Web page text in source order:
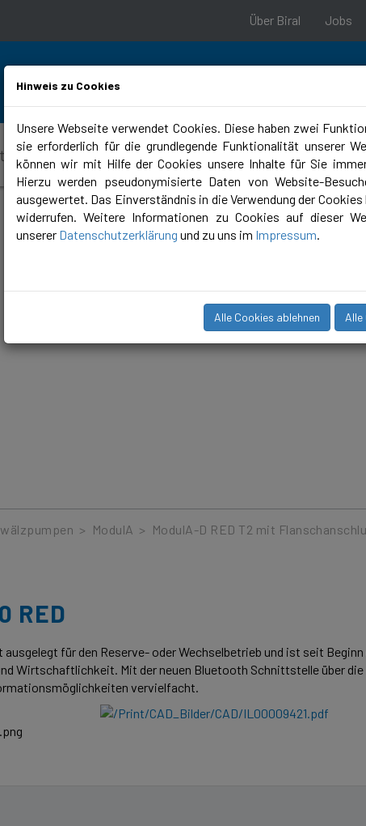
Über Biral Jobs
Planungstools Campus
> ModulA > ModulA-D RED T2 mit
RED
für den Reserve- oder Wechselbetrieb und ist seit Beginn
Wirtschaftlichkeit. Mit der neuen Bluetooth Schnittstelle über die
vervielfacht.
Hinweis zu Cookies
Unsere Webseite verwendet Cookies. Diese haben zwei
sie erforderlich für die grundlegende Funktionalität unserer
können wir mit Hilfe der Cookies unsere Inhalte für Sie
Hierzu werden pseudonymisierte Daten von Website-
ausgewertet. Das Einverständnis in die Verwendung der
widerrufen. Weitere Informationen zu Cookies auf dieser
unserer Datenschutzerklärung und zu uns im Impressum.
Alle Cookies ablehnen